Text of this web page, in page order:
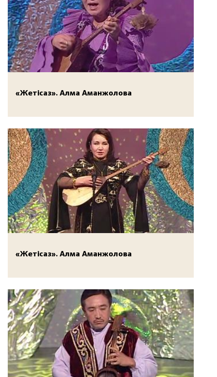
«Жетісаз». Алма Аманжолова
«Жетісаз». Алма Аманжолова